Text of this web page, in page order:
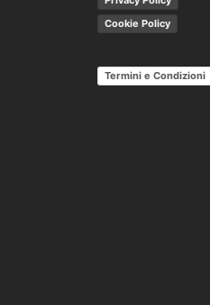
Cookie Policy
Termini e Condizioni